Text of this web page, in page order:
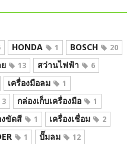
HONDA 1 BOSCH 20
13 สว่านไฟฟ้า 6
เครื่องมือลม 1
3 กล่องเก็บเครื่องมือ 1
งขัดสี 1 เครื่องเชื่อม 2
1 ปั๊มลม 12